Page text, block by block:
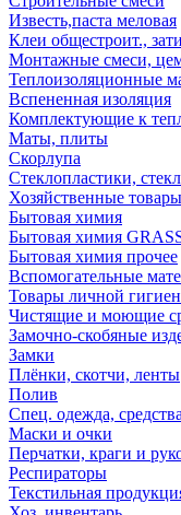
Известь,паста меловая
Клеи общестроит.,
Монтажные смеси,
Теплоизоляционные
Вспененная изоляция
Комплектующие к
Маты, плиты
Скорлупа
Стеклопластики,
Хозяйственные товары
Бытовая химия
Бытовая химия
Бытовая химия прочее
Вспомогательные
Товары личной
Чистящие и моющие
Замочно-скобяные
Замки
Плёнки, скотчи, ленты
Полив
Спец. одежда,
Маски и очки
Перчатки, краги и
Респираторы
Текстильная